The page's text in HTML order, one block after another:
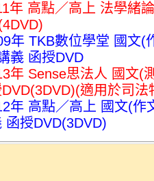
年 高點／高上 法學緒
年 TKB數位學堂 國文(
義 函授DVD
年 Sense思法人 國文(
適用於司
年 高點／高上 國文(作
函授DVD(3DVD)